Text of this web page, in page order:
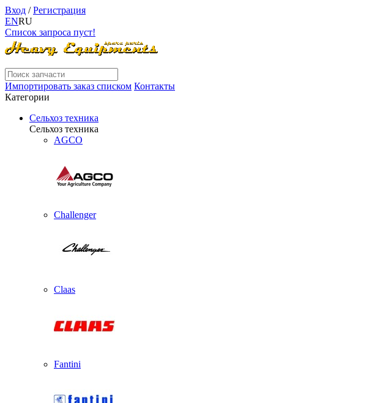
Вход /Регистрация
ENRU
Список запроса пуст!
Импортировать заказ списком Контакты
Категории
Сельхоз техника
Сельхоз техника
AGCO
Challenger
Claas
Fantini